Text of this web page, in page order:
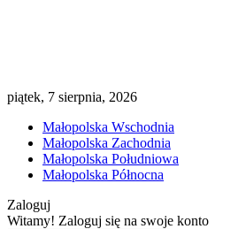
piątek, 7 sierpnia, 2026
Małopolska Wschodnia
Małopolska Zachodnia
Małopolska Południowa
Małopolska Północna
Zaloguj
Witamy! Zaloguj się na swoje konto